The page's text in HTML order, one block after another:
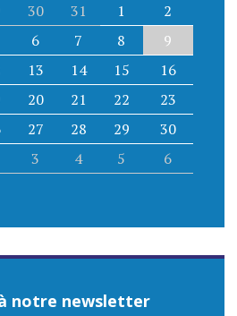
30 31 1
2
6 7 8
9
13 14 15
16
20 21 22
23
27 28 29
30
3 4 5 6
notre newsletter